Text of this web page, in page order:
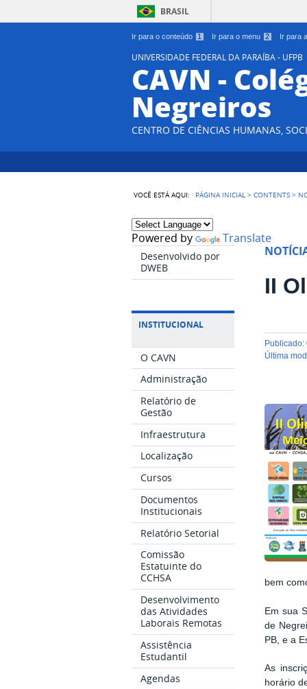
Ir para o conteúdo 1 Ir para o menu 2 Ir para
BRASIL
UNIVERSIDADE FEDERAL DA PARAÍBA - UFPB
CAVN -
Negreiros
CENTRO DE CIÊNCIAS HUMANAS,
VOCÊ ESTÁ AQUI: PÁGINA INICIAL >CONTENTS >
Powered by Translate
Desenvolvido por
DWEB
INSTITUCIONAL
O CAVN
Administração
Relatório de
Gestão
Infraestrutura
Localização
Cursos
Documentos
Institucionais
Relatório Setorial
Comissão
Estatuinte do
CCHSA
Desenvolvimento
das Atividades
Laborais Remotas
Assistência
Estudantil
Agendas
II
publicado:
última
bem
Em sua
de
PB, e a
As
horário